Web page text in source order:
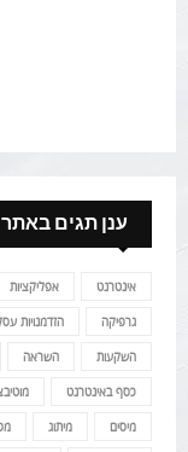
ענן תגים באתר
אינטרנט אפליקציות
גרפיקה הזדמנויות
השקעות השראה
כסף באינטרנט
מיסים מיתוג